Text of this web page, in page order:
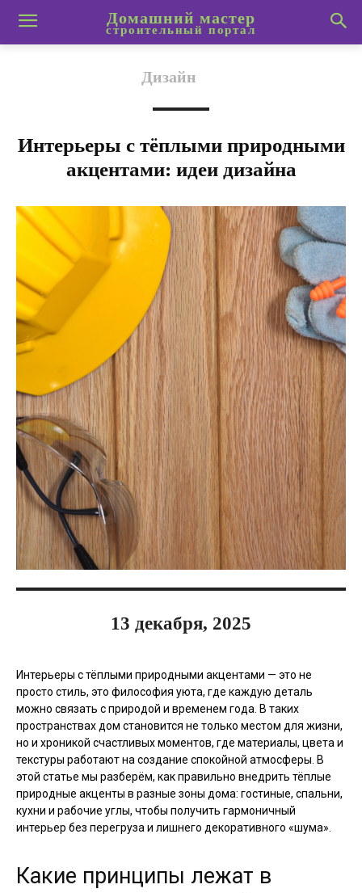
Домашний мастер
строительный портал
Дизайн
Интерьеры с тёплыми природными
акцентами: идеи дизайна
13 декабря, 2025
Интерьеры с тёплыми природными акцентами — это не
просто стиль, это философия уюта, где каждую деталь
можно связать с природой и временем года. В таких
пространствах дом становится не только местом для жизни,
но и хроникой счастливых моментов, где материалы, цвета и
текстуры работают на создание спокойной атмосферы. В
этой статье мы разберём, как правильно внедрить тёплые
природные акценты в разные зоны дома: гостиные, спальни,
кухни и рабочие углы, чтобы получить гармоничный
интерьер без перегруза и лишнего декоративного «шума».
Какие принципы лежат в